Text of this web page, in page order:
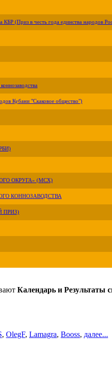
КБР (Приз в честь года единства народов
Кубани "Скаковое общество")
ОКРУГА» (МСХ)
КОННОЗАВОДСТВА
ПРИЗ)
Календарь и Результаты
, OlegF, Lamagra, Booss, далее...